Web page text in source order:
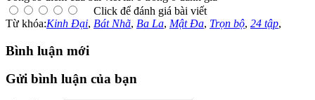
Click để đánh giá bài viết
Từ khóa:Kinh Đại, Bát Nhã, Ba La, Mật Đa, Trọn bộ, 24 tập,
Bình luận mới
Gửi bình luận của bạn